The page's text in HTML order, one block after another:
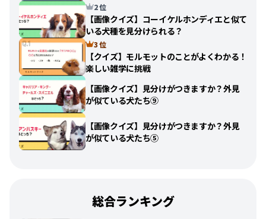
2 位
【画像クイズ】コーイケルホンディエと似て
いる犬種を見分けられる？
3 位
【クイズ】モルモットのことがよくわかる！
楽しい雑学に挑戦
【画像クイズ】見分けがつきますか？外見
が似ている犬たち⑨
【画像クイズ】見分けがつきますか？外見
が似ている犬たち⑤
総合ランキング